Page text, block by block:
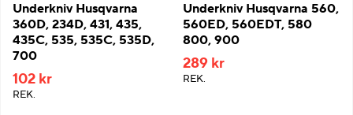
Underkniv Husqvarna
360D, 234D, 431, 435,
435C, 535, 535C, 535D,
700
102 kr
REK.
Underkniv Husqvarna 560,
560ED, 560EDT, 580
800, 900
289 kr
REK.